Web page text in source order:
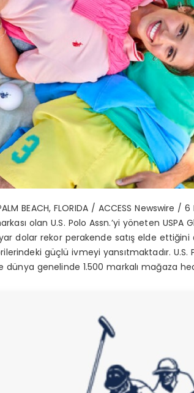
BEACH, FLORIDA / ACCESS Newswire /
ı olan U.S. Polo Assn.’yi yöneten USPA
dolar rekor perakende satışelde ettiğini
güçlüivmeyi yansıtmaktadır.
dünya genelinde 1.500 markalımağaza